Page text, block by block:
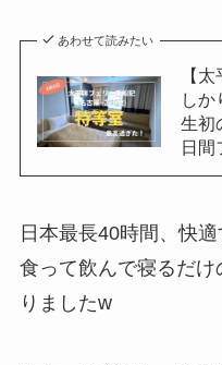
あわせて読みたい
【
しか
生初
日間
日本最長40時間、快
食って飲んで寝るだけ
りましたw